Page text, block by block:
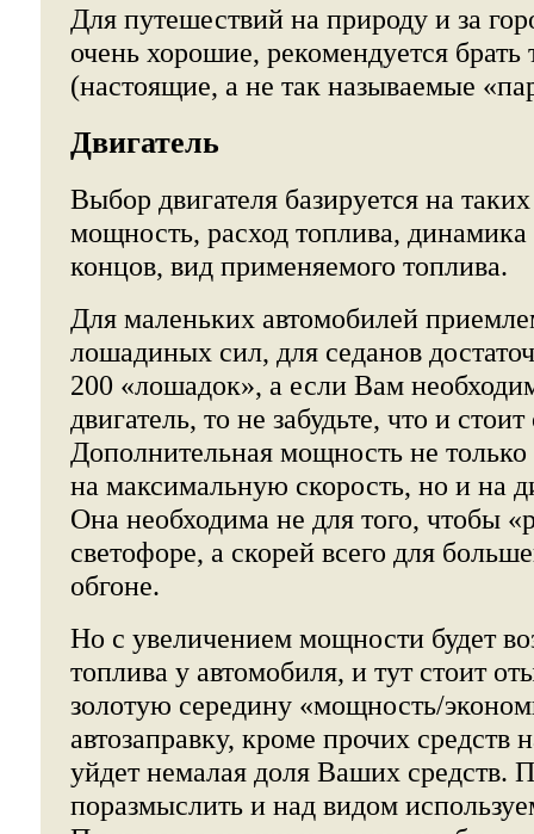
Для путешествий на природу и за
очень хорошие, рекомендуется
(настоящие, а не так называемые
Двигатель
Выбор двигателя базируется на
мощность, расход топлива, динамика
концов, вид применяемого топлива.
Для маленьких автомобилей
лошадиных сил, для седанов
200 «лошадок», а если Вам
двигатель, то не забудьте, что и
Дополнительная мощность не только
на максимальную скорость, но и на
Она необходима не для того, чтобы
светофоре, а скорей всего для
обгоне.
Но с увеличением мощности будет
топлива у автомобиля, и тут стоит
золотую середину «мощность/
автозаправку, кроме прочих средств
уйдет немалая доля Ваших средств.
поразмыслить и над видом